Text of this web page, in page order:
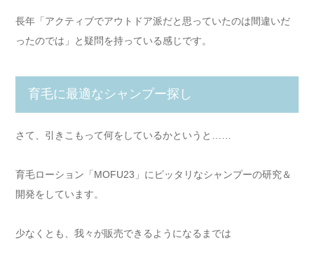
長年「アクティブでアウトドア派だと思っていたのは間違いだ
ったのでは」と疑問を持っている感じです。
育毛に最適なシャンプー探し
さて、引きこもって何をしているかというと……
育毛ローション「MOFU23」にピッタリなシャンプーの研究＆
開発をしています。
少なくとも、我々が販売できるようになるまでは